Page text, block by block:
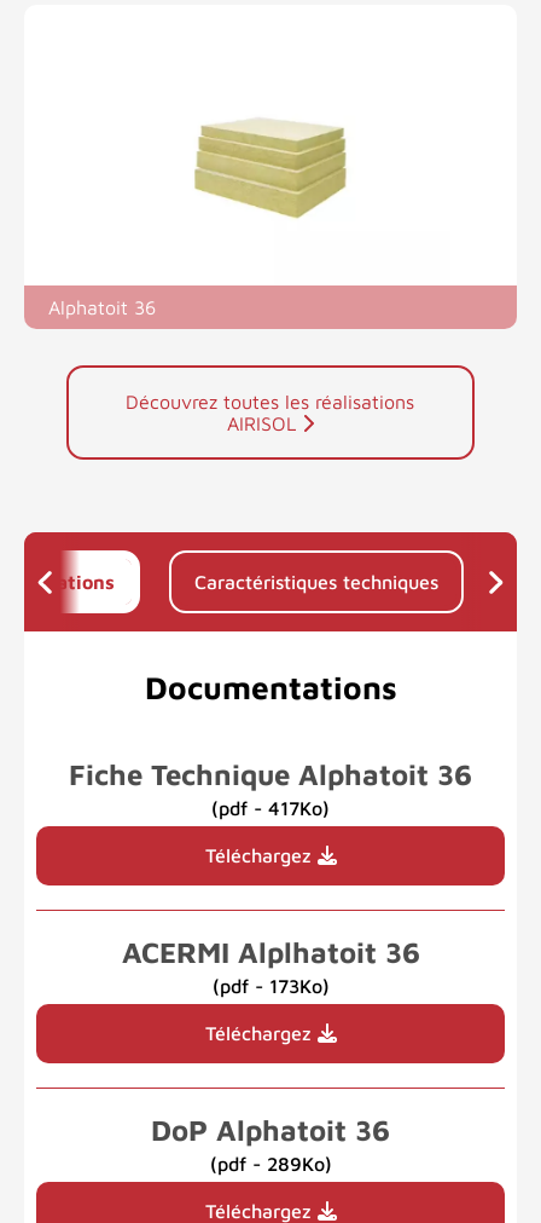
Alphatoit 36
Découvrez toutes les réalisations
AIRISOL
Caractéristiques techniques
Documentations
Fiche Technique Alphatoit 36
(pdf - 417Ko)
Téléchargez
ACERMI Alplhatoit 36
(pdf - 173Ko)
Téléchargez
DoP Alphatoit 36
(pdf - 289Ko)
Téléchargez